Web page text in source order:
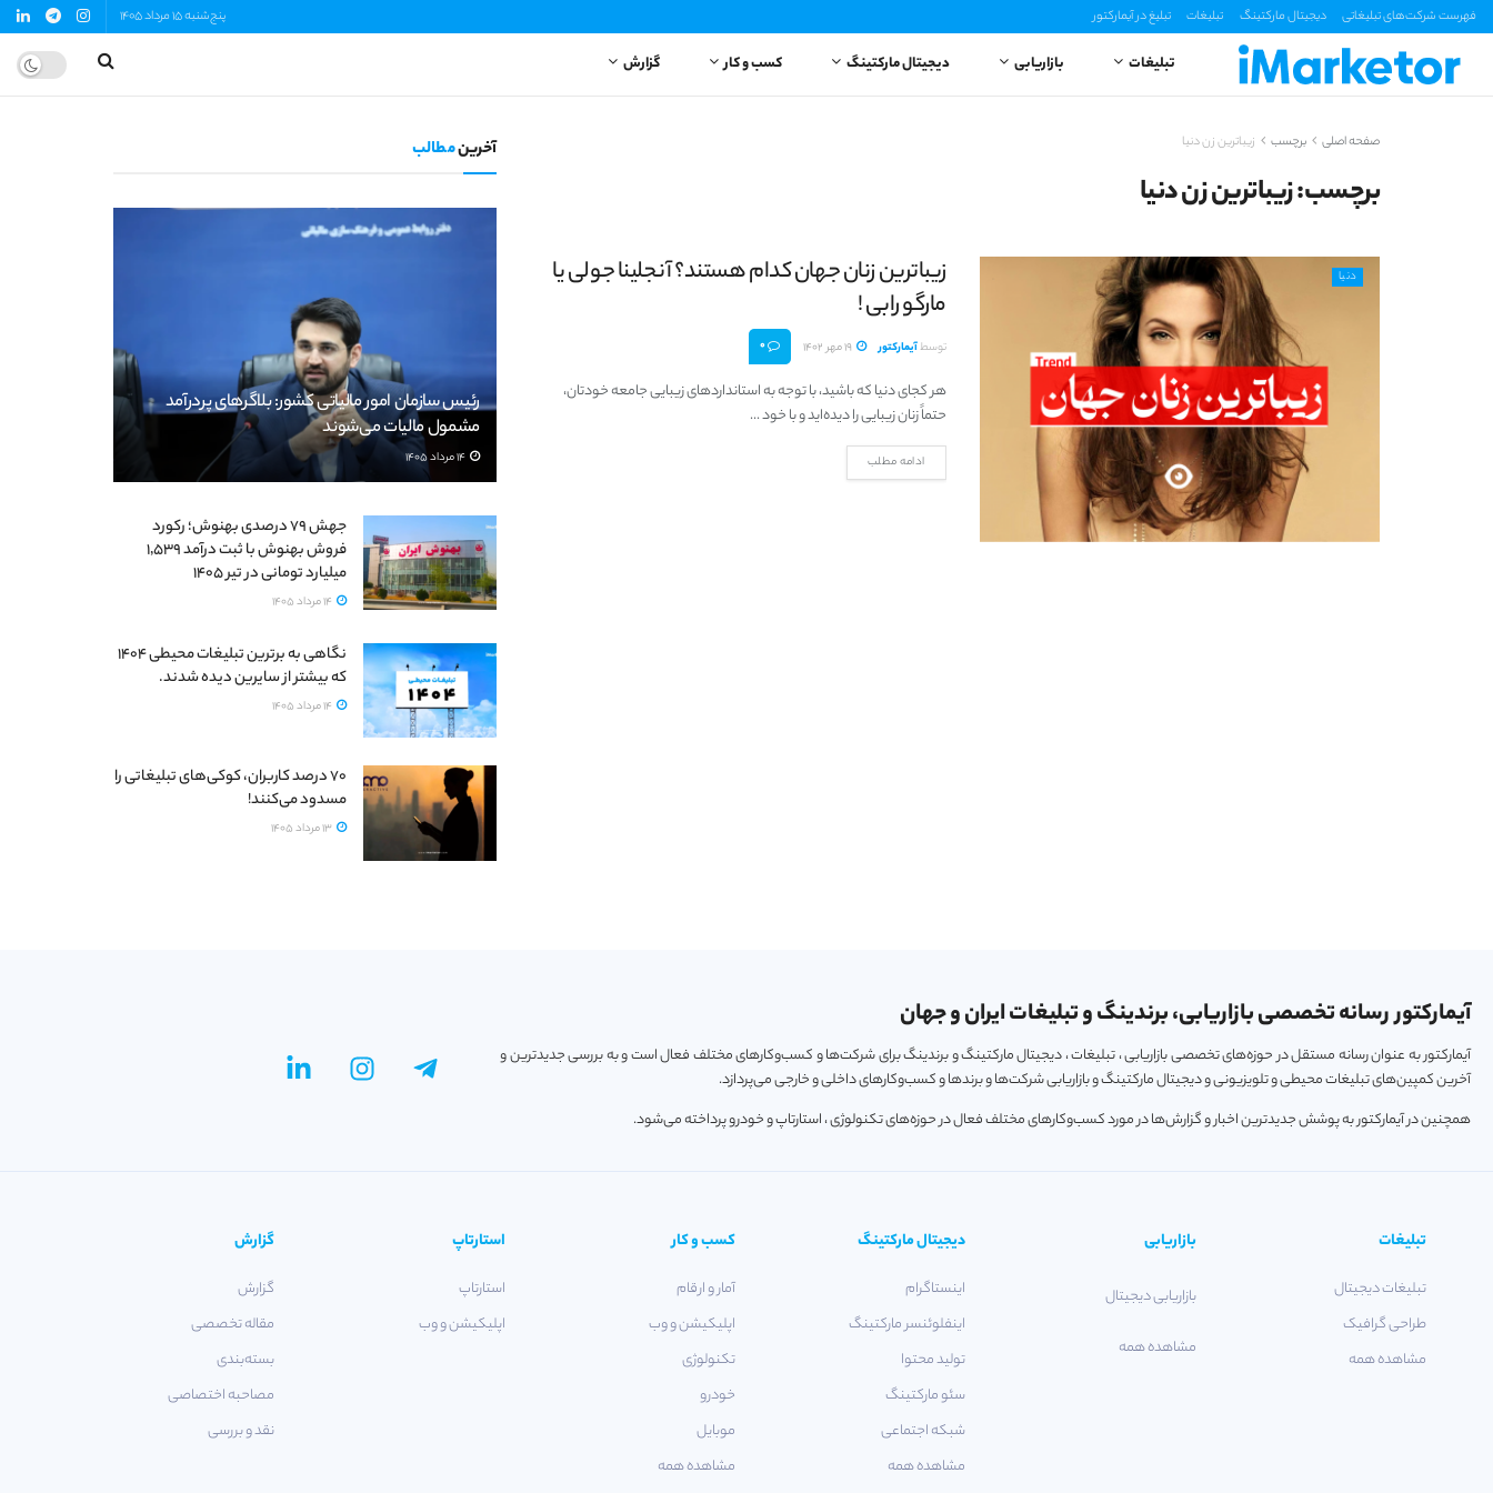
فهرست شرکت‌های تبلیغاتی دیجیتال مارکتینگ تبلیغات تبلیغ در آیمارکتور پنج‌شنبه 15 مرداد 1405
تبلیغات بازاریابی دیجیتال مارکتینگ کسب و کار گزارش
صفحه اصلی برچسب زیباترین زن دنیا
برچسب:زیباترین زن دنیا
دنیا
زیباترین زنان جهان کدام هستند؟ آنجلینا جولی یا
مارگو رابی !
توسطآیمارکتور 0
هر کجای دنیا که باشید، با توجه به استانداردهای زیبایی جامعه خودتان،
حتماً زنان زیبایی را دیده‌اید و با خود ...
ادامه مطلب
آخرینمطالب
رئیس سازمان امور مالیاتی کشور: بلاگرهای پردرآمد
مشمول مالیات می‌شوند
جهش ۷۹ درصدی بهنوش؛ رکورد
فروش بهنوش با ثبت درآمد ۱٬۵۳۹
میلیارد تومانی در تیر ۱۴۰۵
نگاهی به برترین تبلیغات محیطی ۱۴۰۴
که بیشتر از سایرین دیده شدند.
۷۰ درصد کاربران، کوکی‌های تبلیغاتی را
مسدود می‌کنند!
آیمارکتور رسانه تخصصی بازاریابی، برندینگ و تبلیغات ایران و جهان
آیمارکتور به عنوان رسانه مستقل در حوزه‌های تخصصی بازاریابی ، تبلیغات ، دیجیتال مارکتینگ و برندینگ برای شرکت‌ها و کسب‌و‌کارهای مختلف فعال است و به بررسی جدیدترین و
آخرین کمپین‌های تبلیغات محیطی و تلویزیونی و دیجیتال مارکتینگ و بازاریابی شرکت‌ها و برندها و کسب‌و‌کارهای داخلی و خارجی می‌پردازد.
همچنین در آیمارکتور به پوشش جدیدترین اخبار و گزارش‌ها در مورد کسب‌و‎کارهای مختلف فعال در حوزه‌های تکنولوژی ، استارتاپ و خودرو پرداخته می‌شود.
تبلیغات
تبلیغات دیجیتال
طراحی گرافیک
مشاهده همه
بازاریابی
بازاریابی دیجیتال
مشاهده همه
دیجیتال مارکتینگ
اینستاگرام
اینفلوئنسر مارکتینگ
تولید محتوا
سئو مارکتینگ
شبکه اجتماعی
مشاهده همه
کسب و کار
آمار و ارقام
اپلیکیشن و وب
تکنولوژی
خودرو
موبایل
مشاهده همه
استارتاپ
استارتاپ
اپلیکیشن و وب
گزارش
گزارش
مقاله تخصصی
بسته‌بندی
مصاحبه اختصاصی
نقد و بررسی